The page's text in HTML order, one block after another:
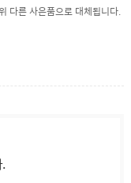
다른 사은품으로 대체됩니다.